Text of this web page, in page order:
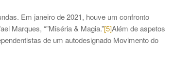
Em janeiro de 2021, houve um confronto
Marques, “”Miséria & Magia.”[5]Além de aspetos
de um autodesignado Movimento do